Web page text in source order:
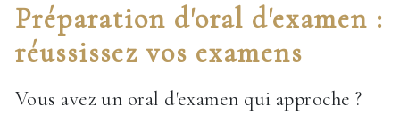
Préparation d'oral d'examen :
réussissez vos examens
Vous avez un oral d'examen qui approche ?